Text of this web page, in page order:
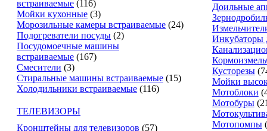
встраиваемые (116)
Мойки кухонные (3)
Морозильные камеры встраиваемые (24)
Подогреватели посуды (2)
Посудомоечные машины
встраиваемые (167)
Смесители (3)
Стиральные машины встраиваемые (15)
Холодильники встраиваемые (116)
ТЕЛЕВИЗОРЫ
Кронштейны для телевизоров (57)
Доильные
Инкубаторы
Кусторезы
Мойки
Мотоблоки
Мотобуры
Мотопомпы